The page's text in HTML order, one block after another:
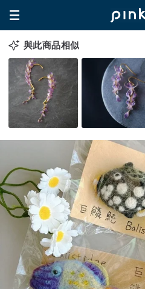
與此商品相似